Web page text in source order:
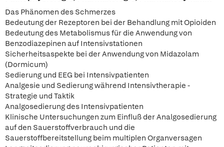
Das Phänomen des Schmerzes
Bedeutung der Rezeptoren bei der Behandlung mit Opioiden
Bedeutung des Metabolismus für die Anwendung von
Benzodiazepinen auf Intensivstationen
Sicherheitsaspekte bei der Anwendung von Midazolam
(Dormicum)
Sedierung und EEG bei Intensivpatienten
Analgesie und Sedierung während Intensivtherapie -
Strategie und Taktik
Analgosedierung des Intensivpatienten
Klinische Untersuchungen zum Einfluß der Analgosedierung
auf den Sauerstoffverbrauch und die
Sauerstoffbereitstellung beim multiplen Organversagen